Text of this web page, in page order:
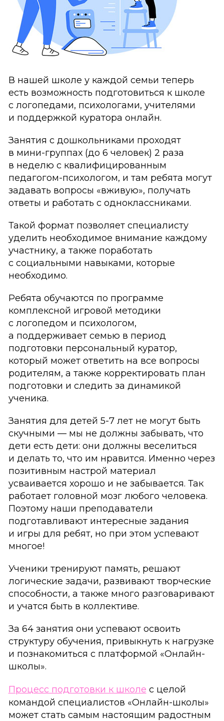
В нашей школе у каждой семьи теперь
есть возможность подготовиться к школе
с логопедами, психологами, учителями
и поддержкой куратора онлайн.
Занятия с дошкольниками проходят
в мини-группах (до 6 человек) 2 раза
в неделю с квалифицированным
педагогом-психологом, и там ребята могут
задавать вопросы «вживую», получать
ответы и работать с одноклассниками.
Такой формат позволяет специалисту
уделить необходимое внимание каждому
участнику, а также поработать
с социальными навыками, которые
необходимо.
Ребята обучаются по программе
комплексной игровой методики
с логопедом и психологом,
а поддерживает семью в период
подготовки персональный куратор,
который может ответить на все вопросы
родителям, а также корректировать план
подготовки и следить за динамикой
ученика.
Занятия для детей 5-7 лет не могут быть
скучными — мы не должны забывать, что
дети есть дети: они должны веселиться
и делать то, что им нравится. Именно через
позитивным настрой материал
усваивается хорошо и не забывается. Так
работает головной мозг любого человека.
Поэтому наши преподаватели
подготавливают интересные задания
и игры для ребят, но при этом успевают
многое!
Ученики тренируют память, решают
логические задачи, развивают творческие
способности, а также много разговаривают
и учатся быть в коллективе.
За 64 занятия они успевают освоить
структуру обучения, привыкнуть к нагрузке
и познакомиться с платформой «Онлайн-
школы».
Процесс подготовки к школе с целой
командой специалистов «Онлайн-школы»
может стать самым настоящим радостным